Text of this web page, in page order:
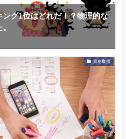
グ1位はどれだ！？物理的な
資格取得